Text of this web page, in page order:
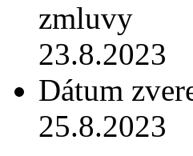
zmluvy
23.8.2023
Dátum
25.8.2023